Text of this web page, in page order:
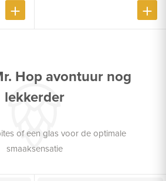
Hop avontuur nog
lekkerder
of een glas voor de optimale
smaaksensatie